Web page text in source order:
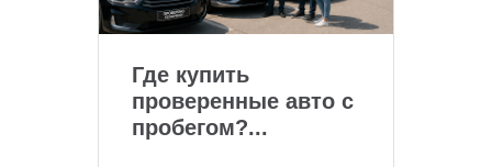
Где купить
проверенные авто с
пробегом?...